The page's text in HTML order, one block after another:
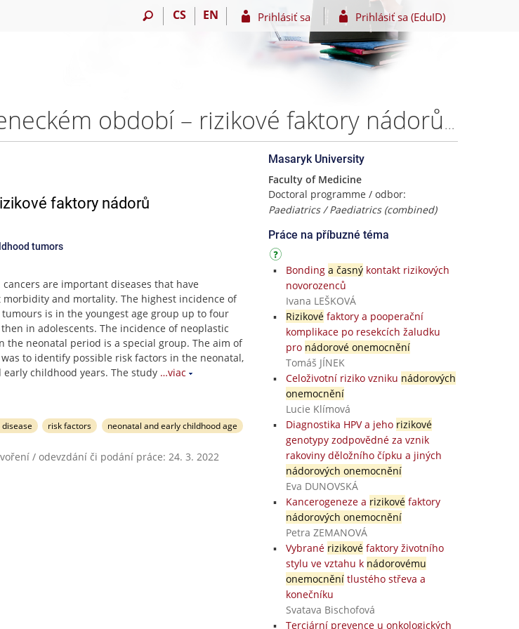
CS EN Prihlásiť sa Prihlásiť sa (EduID)
Nádorová onemocnění v novorozeneckém období – rizikové faktory nádorů novorozeneckého a časného dětského věku – MUDr. Wiedermannová Wiedermannová, Ph.D.
faktory nádorů
tumors
cancers are important diseases that have
morbidity and mortality. The highest incidence of
is in the youngest age group up to four
in adolescents. The incidence of neoplastic
the neonatal period is a special group. The aim of
to identify possible risk factors in the neonatal,
childhood years. The study …viac
risk factors neonatal and early childhood age
/ odevzdání či podání práce: 24. 3. 2022
Masaryk University
Faculty of Medicine
Doctoral programme / odbor:
Paediatrics / Paediatrics (combined)
Práce na příbuzné téma
Bonding a časnýkontakt rizikových
novorozenců
Ivana LEŠKOVÁ
Rizikovéfaktory a pooperační
komplikace po resekcích žaludku
pro nádorové onemocnění
Tomáš JÍNEK
Celoživotní riziko vzniku nádorových
onemocnění
Lucie Klímová
Diagnostika HPV a jeho rizikové
genotypy zodpovědné za vznik
rakoviny děložního čípku a jiných
nádorových onemocnění
Eva DUNOVSKÁ
Kancerogeneze a rizikovéfaktory
nádorových onemocnění
Petra ZEMANOVÁ
Vybrané rizikovéfaktory životního
stylu ve vztahu k nádorovému
onemocněnítlustého střeva a
konečníku
Svatava Bischofová
Terciární prevence u onkologických